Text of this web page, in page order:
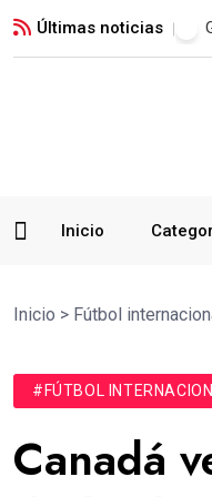
Últimas noticias
Inicio
Inicio > Fútbol
#FÚTBOL
Canadá